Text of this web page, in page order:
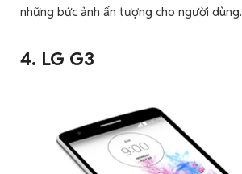
những bức ảnh ấn tượng cho người dùng.
4. LG G3